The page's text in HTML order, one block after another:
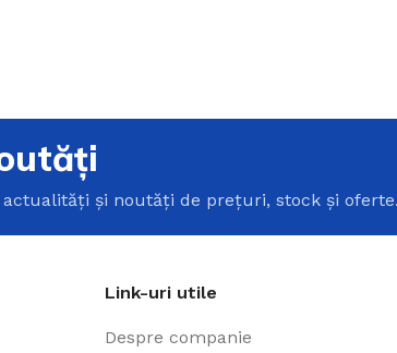
și noutăți de prețuri, stock și oferte.
Link-uri utile
Despre companie